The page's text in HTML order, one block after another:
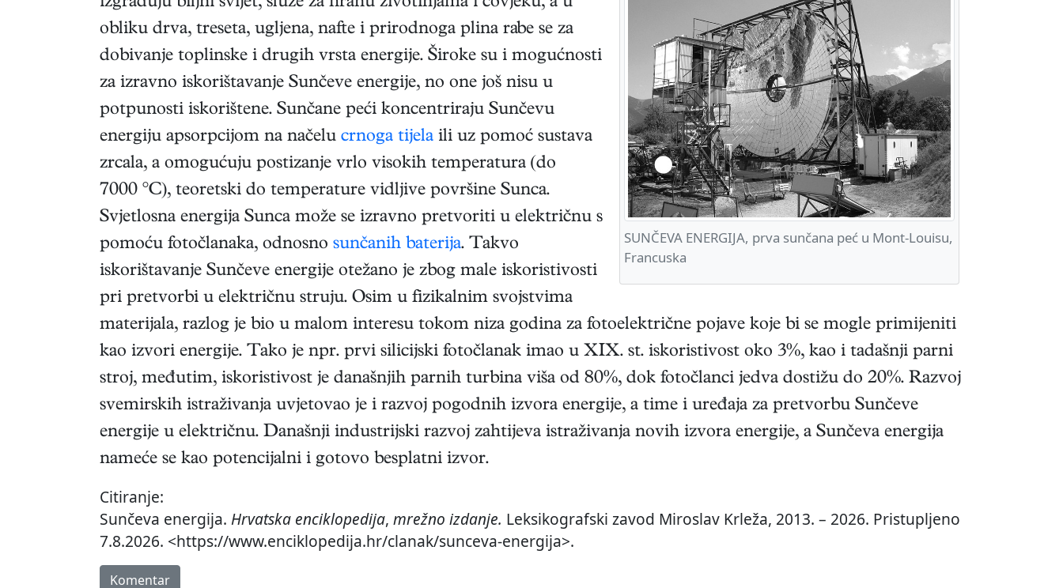
SUNČEVA ENERGIJA, prva sunčana peć u Mont-Louisu,
Francuska
obliku drva, treseta, ugljena, nafte i prirodnoga plina rabe se za
dobivanje toplinske i drugih vrsta energije. Široke su i mogućnosti
za izravno iskorištavanje Sunčeve energije, no one još nisu u
potpunosti iskorištene. Sunčane peći koncentriraju Sunčevu
energiju apsorpcijom na načelu crnoga tijela ili uz pomoć sustava
zrcala, a omogućuju postizanje vrlo visokih temperatura (do
7000 °C), teoretski do temperature vidljive površine Sunca.
Svjetlosna energija Sunca može se izravno pretvoriti u električnu s
pomoću fotočlanaka, odnosno sunčanih baterija. Takvo
iskorištavanje Sunčeve energije otežano je zbog male iskoristivosti
pri pretvorbi u električnu struju. Osim u fizikalnim svojstvima
materijala, razlog je bio u malom interesu tokom niza godina za fotoelektrične pojave koje bi se mogle primijeniti
kao izvori energije. Tako je npr. prvi silicijski fotočlanak imao u XIX. st. iskoristivost oko 3%, kao i tadašnji parni
stroj, međutim, iskoristivost je današnjih parnih turbina viša od 80%, dok fotočlanci jedva dostižu do 20%. Razvoj
svemirskih istraživanja uvjetovao je i razvoj pogodnih izvora energije, a time i uređaja za pretvorbu Sunčeve
energije u električnu. Današnji industrijski razvoj zahtijeva istraživanja novih izvora energije, a Sunčeva energija
nameće se kao potencijalni i gotovo besplatni izvor.
Citiranje:
Sunčeva energija. Hrvatska enciklopedija, mrežno izdanje. Leksikografski zavod Miroslav Krleža, 2013. – 2026. Pristupljeno
7.8.2026. <https://www.enciklopedija.hr/clanak/sunceva-energija>.
Komentar